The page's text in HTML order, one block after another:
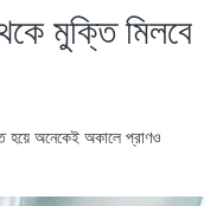
মুক্তি মিলবে
হয়ে অনেকেই অকালে প্রাণও